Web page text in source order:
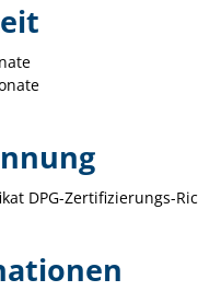
DPG-Zertifizierungs-